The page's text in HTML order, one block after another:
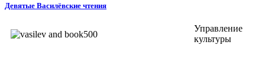
Девятые Василёвские чтения
Управление
культуры